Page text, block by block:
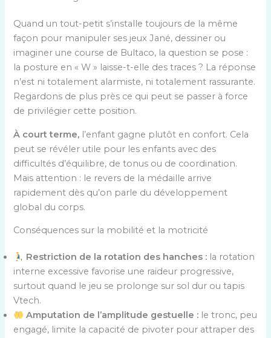
Quand un tout-petit s’installe toujours de la même
façon pour manipuler ses jeux Jané, dessiner ou
imaginer une course de Bultaco, la question se pose :
la posture en « W » laisse-t-elle des traces ? La réponse
n’est ni totalement alarmiste, ni totalement rassurante.
Regardons de plus près ce qui peut se passer à force
de privilégier cette position.
À court terme, l’enfant gagne plutôt en confort. Cela
peut se révéler utile pour les enfants avec des
difficultés d’équilibre, de tonus ou de coordination.
Mais attention : le revers de la médaille arrive
rapidement dès qu’on parle du développement
global du corps.
Conséquences sur la mobilité et la motricité
Restriction de la rotation des hanches : la rotation
interne excessive favorise une raideur progressive,
surtout quand le jeu se prolonge sur sol dur ou tapis
Vtech.
Amputation de l’amplitude gestuelle : le tronc, peu
engagé, limite la capacité de pivoter pour attraper des